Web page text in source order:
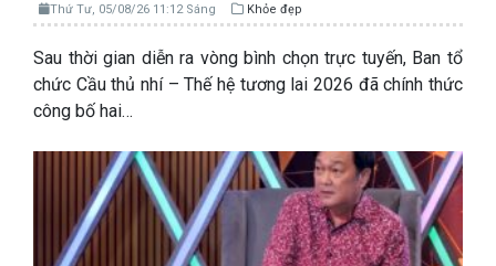
Thứ Tư, 05/08/26 11:12 Sáng Khỏe đẹp
Sau thời gian diễn ra vòng bình chọn trực tuyến, Ban tổ
chức Cầu thủ nhí – Thế hệ tương lai 2026 đã chính thức
công bố hai…